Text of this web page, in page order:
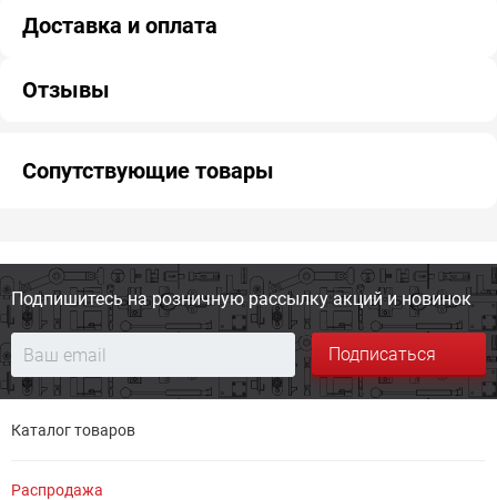
Доставка и оплата
Отзывы
Сопутствующие товары
Подпишитесь на розничную рассылку акций и новинок
Подписаться
Каталог товаров
Распродажа